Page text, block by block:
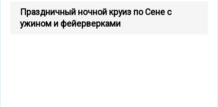
Праздничный ночной круиз по Сене с
ужином и фейерверками